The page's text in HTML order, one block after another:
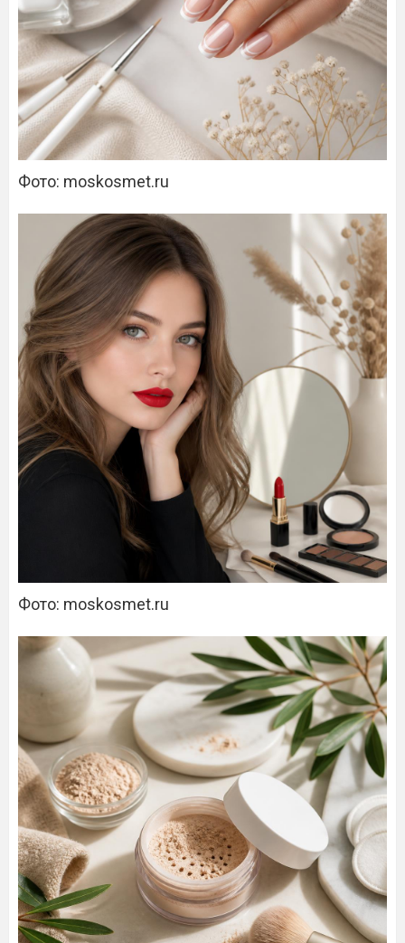
Фото: moskosmet.ru
Фото: moskosmet.ru